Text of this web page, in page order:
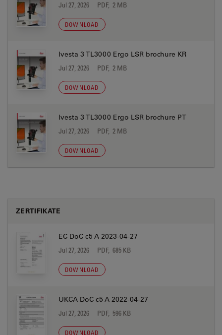
Jul 27, 2026 PDF, 2 MB
DOWNLOAD
Ivesta 3 TL3000 Ergo LSR brochure KR
Jul 27, 2026 PDF, 2 MB
DOWNLOAD
Ivesta 3 TL3000 Ergo LSR brochure PT
Jul 27, 2026 PDF, 2 MB
DOWNLOAD
ZERTIFIKATE
EC DoC c5 A 2023-04-27
Jul 27, 2026 PDF, 685 KB
DOWNLOAD
UKCA DoC c5 A 2022-04-27
Jul 27, 2026 PDF, 596 KB
DOWNLOAD